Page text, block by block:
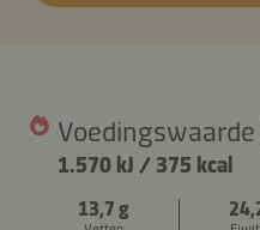
1.570 kJ / 375 kcal
13,7 g